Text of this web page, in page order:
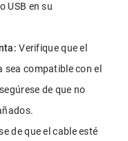
USB en su
Verifique que el
sea compatible con el
de que no
de que el cable esté